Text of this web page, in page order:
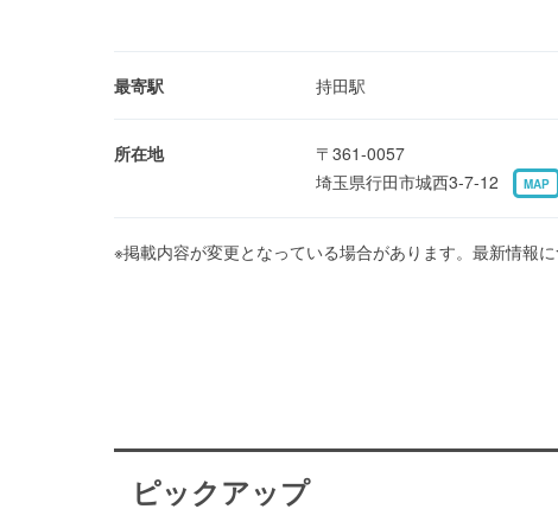
最寄駅 持田駅
所在地
〒361-0057
埼玉県行田市城西3-7-12
MAP
※掲載内容が変更となっている場合があります。最新情報
ピックアップ